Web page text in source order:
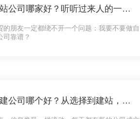
广州外贸建站公司哪家好？听听过来人的一点体会
的朋友一定都绕不开一个问题：我要不要做
司靠谱？
北京网站搭建公司哪个好？从选择到建站，这些你必须知道的事